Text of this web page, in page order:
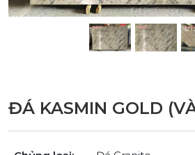
ĐÁ KASMIN GOLD